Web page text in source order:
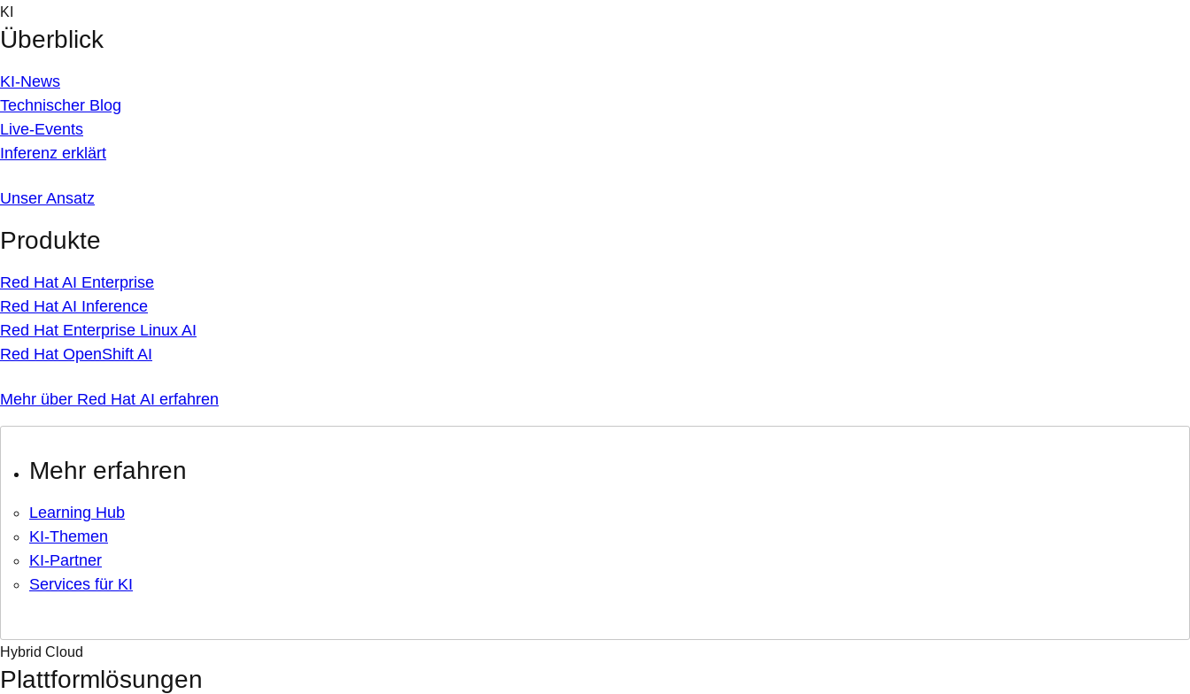
Skip
to
content
KI
Überblick
KI-News
Technischer Blog
Live-Events
Inferenz erklärt
Unser Ansatz
Produkte
Red Hat AI Enterprise
Red Hat AI Inference
Red Hat Enterprise Linux AI
Red Hat OpenShift AI
Mehr über Red Hat AI erfahren
Mehr erfahren
Learning Hub
KI-Themen
KI-Partner
Services für KI
Hybrid Cloud
Plattformlösungen